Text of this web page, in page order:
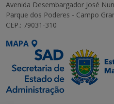
Avenida Desembargador José
Parque dos Poderes - Campo
CEP.: 79031-310
MAPA